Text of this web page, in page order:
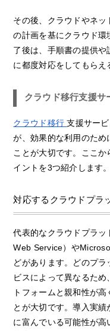
その後、クラウドやネ
の計画を基にクラウド
了後は、手順書の提供
に都度対応をしてもらえ
クラウド移行支援サ
クラウド移行支援サー
が、効果的な利用のた
ことが大切です。ここ
イントを3つ紹介します。
対応するクラウドプラ
代表的なクラウドプラッ
Web Service）や
どがあります。どのプ
ビスによって異なるた
トフォームと親和性が
とが大切です。導入実
に富んでいる可能性が高